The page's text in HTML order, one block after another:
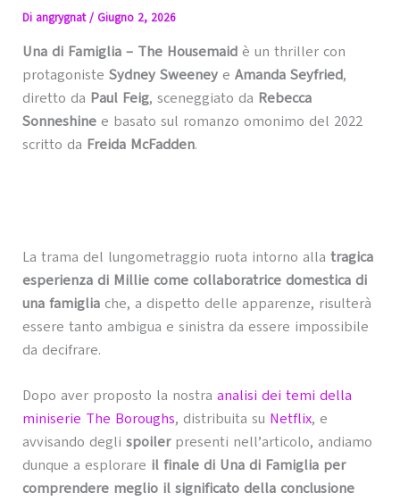
Di angrygnat/ Giugno 2, 2026
Una di Famiglia – The Housemaidè un thriller con
protagoniste Sydney Sweeney e Amanda Seyfried,
diretto da Paul Feig, sceneggiato da Rebecca
Sonneshinee basato sul romanzo omonimo del 2022
scritto da Freida McFadden.
La trama del lungometraggio ruota intorno alla tragica
esperienza di Millie come collaboratrice domestica di
una famigliache, a dispetto delle apparenze, risulterà
essere tanto ambigua e sinistra da essere impossibile
da decifrare.
Dopo aver proposto la nostra analisi dei temi della
miniserie The Boroughs, distribuita su Netflix, e
avvisando degli spoilerpresenti nell’articolo, andiamo
dunque a esplorare il finale di Una di Famiglia per
comprendere meglio il significato della conclusione